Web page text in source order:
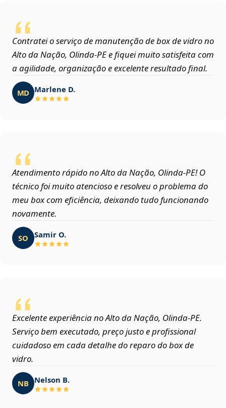
Contratei o serviço de manutenção de box de vidro no
Alto da Nação, Olinda‑PE e fiquei muito satisfeita com
a agilidade, organização e excelente resultado final.
MD Marlene D.
Atendimento rápido no Alto da Nação, Olinda‑PE! O
técnico foi muito atencioso e resolveu o problema do
meu box com eficiência, deixando tudo funcionando
novamente.
SO Samir O.
Excelente experiência no Alto da Nação, Olinda‑PE.
Serviço bem executado, preço justo e profissional
cuidadoso em cada detalhe do reparo do box de
vidro.
NB Nelson B.